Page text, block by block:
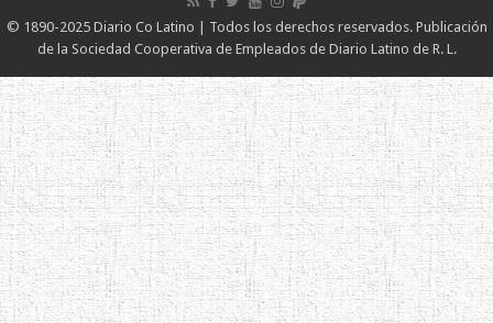
© 1890-2025 Diario Co Latino | Todos los derechos reservados. Publicación
de la Sociedad Cooperativa de Empleados de Diario Latino de R. L.